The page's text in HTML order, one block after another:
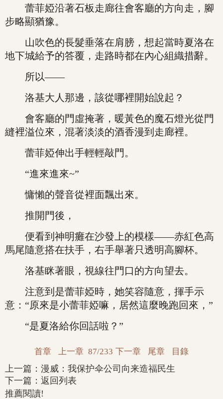
蕾菲婭沿著石板走廊往會客廳的方向走，腳
步略顯猶豫。
山吹色的長髮垂落在肩膀，想起當時夏洛在
地下城給予的答覆，走路時都在內心組織措辭。
所以——
洛基大人那邊，該從哪裡開始說起？
會客廳的門虛掩著，暖黃色的魔石燈光從門
縫裡溢位來，混著淡淡的酒香漫到走廊裡。
蕾菲婭伸出手輕輕敲門。
“進來進來~”
慵懶的聲音從裡面飄出來。
推開門後，
便看到神明癱在沙發上的模樣——赤紅色高
馬尾隨意搭在扶手，右手舉著只透明高腳杯。
洛基眯著眼，視線往門口的方向望去。
注意到是蕾菲婭時，她笑容隨意，揮手示
意：“原來是小蕾菲婭嘛，居然這麼晚跑回來，”
“是夏洛給你回話啦？”
首章 上一章 87/233 下一章 尾章 目錄
上一篇： 漫威：我保护伞公司向来造福民生
下一篇： 返回列表
推薦閱讀!